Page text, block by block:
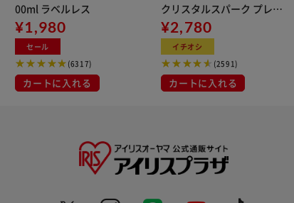
00ml ラベルレス
¥1,980
セール
(6317)
カートに入れる
クリスタルスパーク プレー
ン 500ml
¥2,780
イチオシ
(2591)
カートに入れる